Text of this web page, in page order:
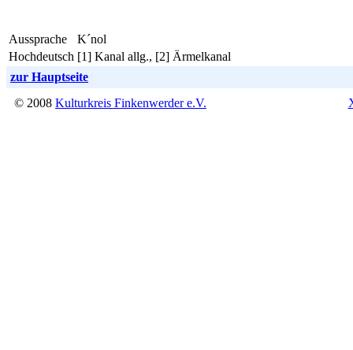
Aussprache
K´nol
Hochdeutsch [1] Kanal allg., [2] Ärmelkanal
zur Hauptseite
© 2008 Kulturkreis Finkenwerder e.V.